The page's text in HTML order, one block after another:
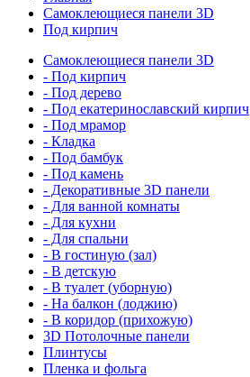
Самоклеющиеся панели 3D
Под кирпич
Самоклеющиеся панели 3D
- Под кирпич
- Под дерево
- Под екатеринославский кирпич
- Под мрамор
- Кладка
- Под бамбук
- Под камень
- Декоративные 3D панели
- Для ванной комнаты
- Для кухни
- Для спальни
- В гостиную (зал)
- В детскую
- В туалет (уборную)
- На балкон (лоджию)
- В коридор (прихожую)
3D Потолочные панели
Плинтусы
Пленка и фольга